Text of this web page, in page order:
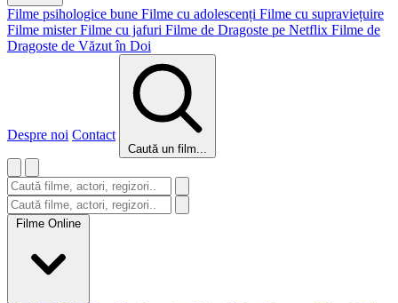
Filme psihologice bune Filme cu adolescenți Filme cu supraviețuire
Filme mister Filme cu jafuri Filme de Dragoste pe Netflix Filme de
Dragoste de Văzut în Doi
Despre noi Contact
Caută un film...
Filme Online